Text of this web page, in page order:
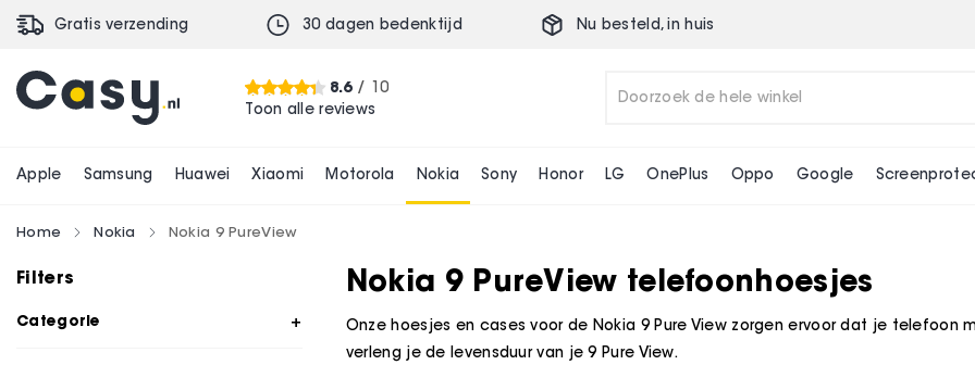
Gratis verzending 30 dagen bedenktijd Nu besteld,in huis
8.6/ 10
Toon alle reviews
Apple Samsung Huawei Xiaomi Motorola Nokia Sony Honor LG OnePlus Oppo Google
Home Nokia Nokia 9 PureView
Nokia 9 PureView telefoonhoesjes
Onze hoesjes en cases voor de Nokia 9 Pure View zorgen ervoor dat je
verleng je de levensduur van je 9 Pure View.
Filters
Categorie